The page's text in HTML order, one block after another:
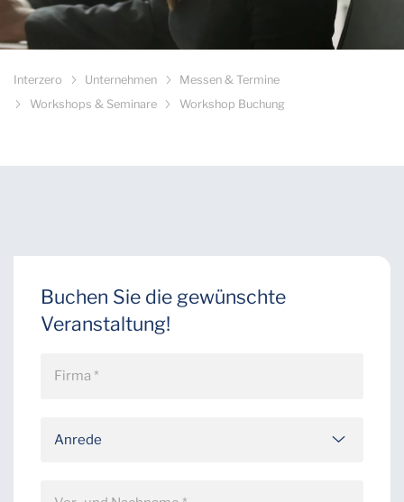
Interzero Unternehmen
Messen & Termine
Workshops & Seminare
Workshop Buchung
Buchen Sie die gewünschte
Veranstaltung!
Anrede